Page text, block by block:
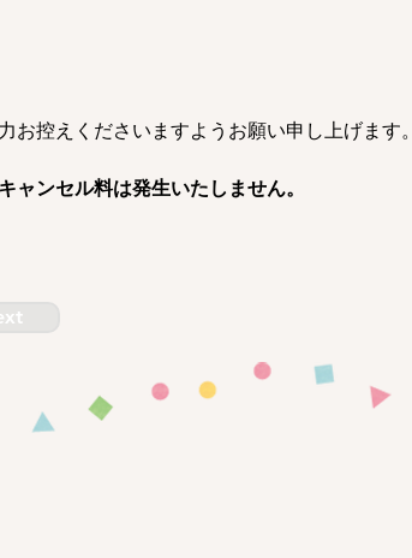
控えくださいますようお願い申し上げます。
キャンセル料は発生いたしません。